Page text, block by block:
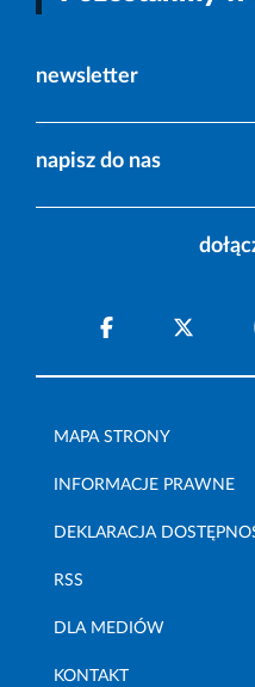
newsletter
napisz do nas
MAPA STRONY
INFORMACJE PRAWNE
DEKLARACJA
RSS
DLA MEDIÓW
KONTAKT